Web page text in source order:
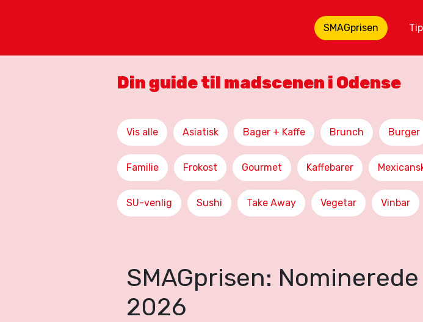
SMAGprisen
Din guide til madscenen i Odense
Vis alle Asiatisk Bager + Kaffe Brunch Burger
Familie Frokost Gourmet Kaffebarer
SU-venlig Sushi Take Away Vegetar Vinbar
SMAGprisen:
2026